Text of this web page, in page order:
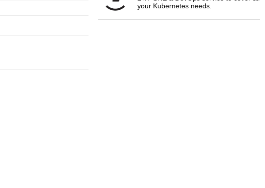
your Kubernetes needs.